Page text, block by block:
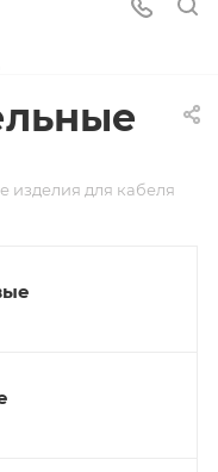
изделия для кабеля